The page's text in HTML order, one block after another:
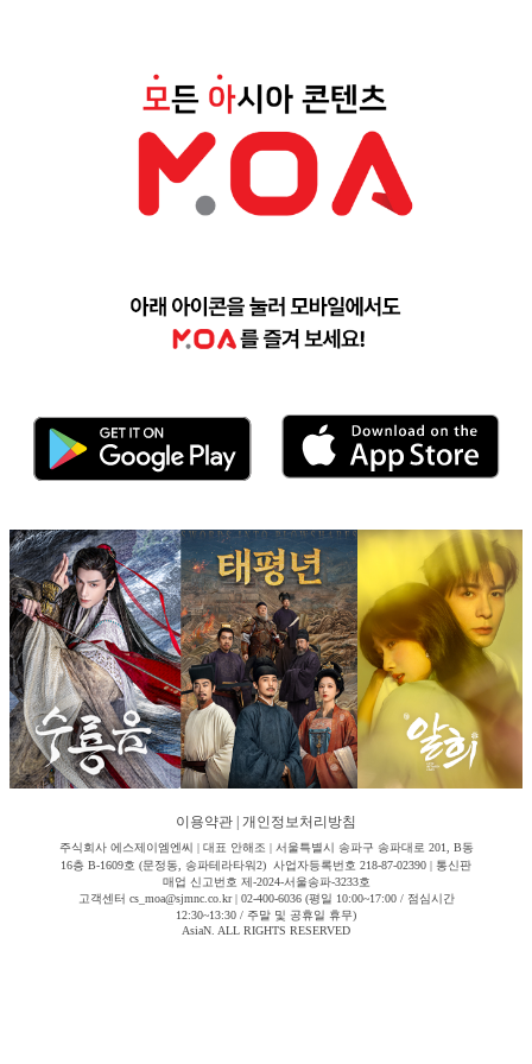
이용약관 개인정보처리방침
주식회사 에스제이엠엔씨 | 대표 안해조 | 서울특별시 송파구 송파대로 201, B동
16층 B-1609호 (문정동, 송파테라타워2) 사업자등록번호 218-87-02390 | 통신판
매업 신고번호 제-2024-서울송파-3233호
고객센터 cs_moa@sjmnc.co.kr | 02-400-6036 (평일 10:00~17:00 / 점심시간
12:30~13:30 / 주말 및 공휴일 휴무)
AsiaN. ALL RIGHTS RESERVED